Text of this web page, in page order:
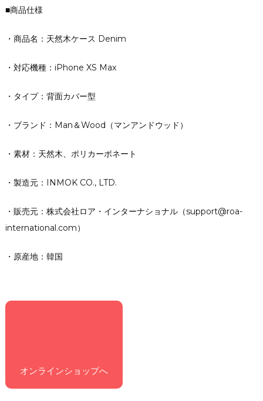
■商品仕様
・商品名：天然木ケース Denim
・対応機種：iPhone XS Max
・タイプ：背面カバー型
・ブランド：Man＆Wood（マンアンドウッド）
・素材：天然木、ポリカーボネート
・製造元：INMOK CO., LTD.
・販売元：株式会社ロア・インターナショナル（support@roa-
international.com）
・原産地：韓国
オンラインショップへ